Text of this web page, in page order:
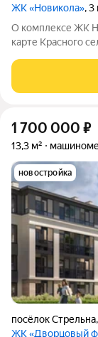
ЖК «Новикола», 3
О комплексе ЖК
карте Красного
вдали от
инфраструктурой
1 700 000 ₽
13,3 м²
новостройка
посёлок Стрельна,
ЖК «Дворцовый